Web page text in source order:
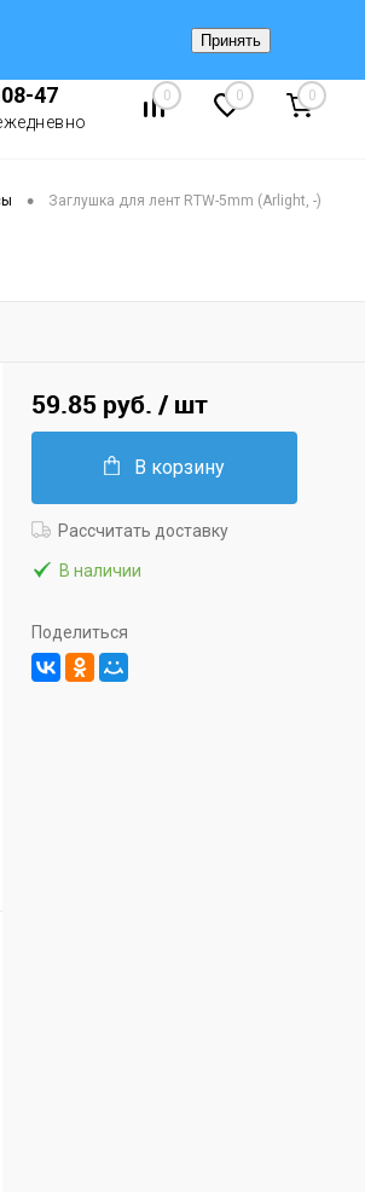
Регистрация
47 0 0 0
• Заглушка для лент RTW-5mm (Arlight, -)
59.85 руб. / шт
В корзину
Рассчитать доставку
В наличии
Поделиться
Принять